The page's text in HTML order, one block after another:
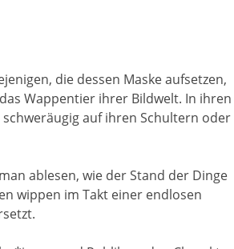
die dessen Maske aufsetzen,
das Wappentier ihrer Bildwelt. In ihren
auf ihren Schultern oder
ablesen, wie der Stand der Dinge
wippen im Takt einer endlosen